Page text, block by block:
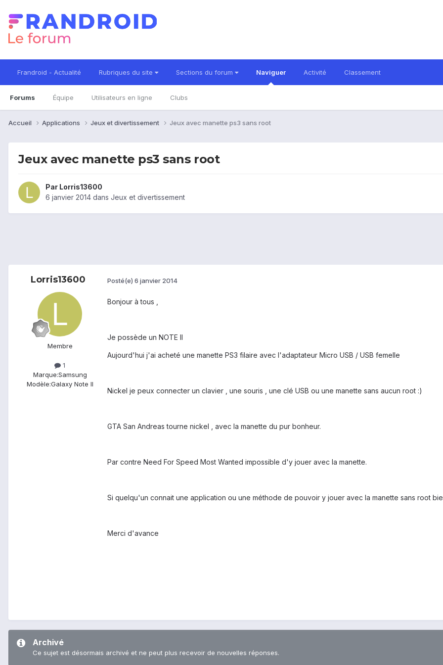
Frandroid - Actualité Rubriques du site Sections du forum Naviguer
Forums Équipe Utilisateurs en ligne Clubs
Activité Classement
Accueil Applications Jeux et divertissement Jeux avec manette ps3 sans root
Jeux avec manette ps3 sans root
Par Lorris13600
6 janvier 2014 dans Jeux et divertissement
Lorris13600
Membre
1
Marque:Samsung
Modèle:Galaxy Note II
Posté(e) 6 janvier 2014
Bonjour à tous ,
Je possède un NOTE II
Aujourd'hui j'ai acheté une manette PS3 filaire avec l'adaptateur Micro USB / USB femelle
Nickel je peux connecter un clavier , une souris , une clé USB ou une manette sans aucun root :)
GTA San Andreas tourne nickel , avec la manette du pur bonheur.
Par contre Need For Speed Most Wanted impossible d'y jouer avec la manette.
Si quelqu'un connait une application ou une méthode de pouvoir y jouer avec la manette sans root
Merci d'avance
Archivé
Ce sujet est désormais archivé et ne peut plus recevoir de nouvelles réponses.